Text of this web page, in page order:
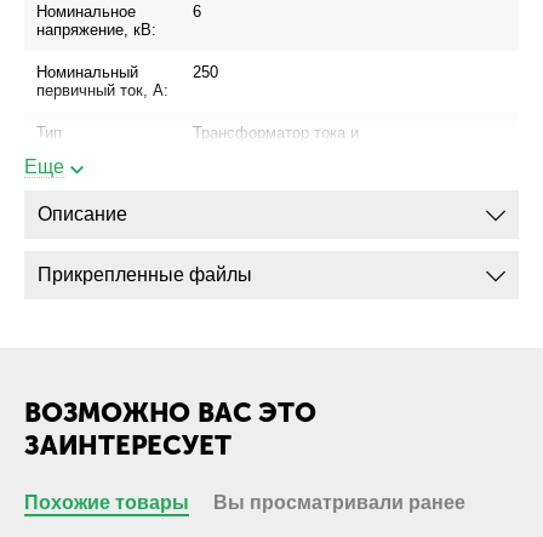
Номинальное
напряжение, кВ:
6
Номинальный
первичный ток, А:
250
Тип
Трансформатор тока и
Еще
Описание
Прикрепленные файлы
ВОЗМОЖНО ВАС ЭТО
ЗАИНТЕРЕСУЕТ
Похожие товары Вы просматривали ранее